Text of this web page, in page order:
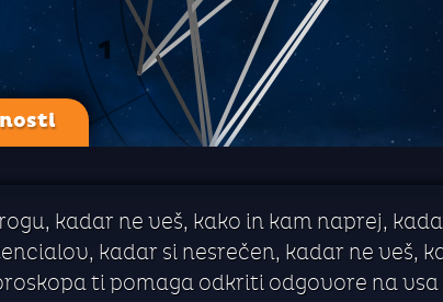
kadar ne veš, kako in kam naprej,
kadar si nesrečen, kadar ne veš,
ti pomaga odkriti odgovore na